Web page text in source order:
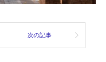
次の記事